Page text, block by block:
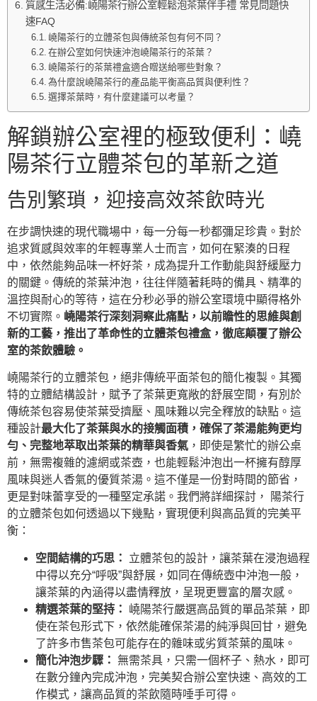
質感生活必備:嶢陽茶行辦公室輕鬆泡茶葉伴手禮 常見問題快
速FAQ
嶢陽茶行的立體茶包與傳統茶包有何不同？
在辦公室如何快速沖泡嶢陽茶行的茶葉？
嶢陽茶行的茶葉禮盒適合贈送給哪些對象？
為什麼說嶢陽茶行的產品能平衡高品質與便利性？
選擇茶葉時，有什麼建議可以考量？
解鎖辦公室裡的極致便利：嶢
陽茶行立體茶包的革新之道
告別繁瑣，迎接高效茶飲時光
在步調快速的現代職場中，每一分每一秒都彌足珍貴。對於
追求質感與效率的年輕專業人士而言，如何在緊湊的日程
中，依然能夠品味一杯好茶，成為提升工作動能與舒緩壓力
的關鍵。傳統的茶葉沖泡，往往伴隨著耗時的備具、精準的
溫控與耐心的等待，這在分秒必爭的辦公室環境中顯得格外
不切實際。 嶢陽茶行深刻洞察此痛點，以前瞻性的思維與創
新的工藝，推出了革命性的立體茶包禮盒，徹底顛覆了辦公
室的茶飲體驗。
嶢陽茶行的立體茶包，絕非傳統平面茶包的簡化複製。其獨
特的立體結構設計，賦予了茶葉更寬敞的舒展空間，有別於
傳統茶包容易使茶葉受擠壓、風味難以完全釋放的缺點。這
種設計最大化了茶葉與水的接觸面積，確保了茶湯能夠更均
勻、完整地萃取出茶葉的精華與香氣 ，即使是繁忙的辦公桌
前，無需複雜的濾網或茶壺，也能輕鬆沖泡出一杯擁有醇厚
風味與迷人香氣的優質茶湯。這不僅是一份對時間的節省，
更是對味蕾享受的一種堅定承諾。我們將詳細探討， 陽茶行
的立體茶包如何透過以下幾點，實現便利與高品質的完美平
衡：
空間結構的巧思：
立體茶包的設計，讓茶葉在浸泡過程
中得以充分“呼吸”與舒展，如同在傳統壺中沖泡一般，
讓茶葉的內涵得以盡情釋放，呈現更豐富的層次感。
精選茶葉的堅持：
嶢陽茶行嚴選高品質的單品茶葉，即
使在茶包形式下，依然能確保茶湯的純淨與回甘，避免
了許多市售茶包可能存在的雜味或劣質茶葉的風味。
簡化沖泡步驟： 無需茶具，只需一個杯子、熱水，即可
在數分鐘內完成沖泡，完美契合辦公室快速、高效的工
作模式，讓高品質的茶飲隨時唾手可得。